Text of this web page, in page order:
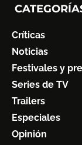
Críticas
Noticias
Festivales y
Series de TV
Trailers
Especiales
Opinión